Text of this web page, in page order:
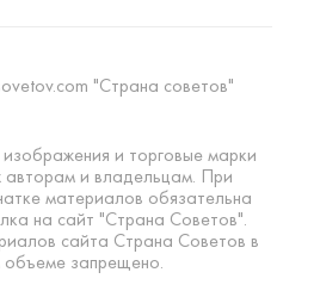
"Страна советов"
и торговые марки
авторам и владельцам. При
материалов обязательна
на сайт "Страна Советов".
сайта Страна Советов в
объеме запрещено.